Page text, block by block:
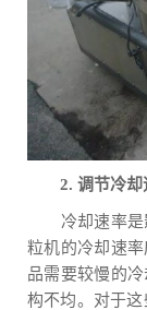
2. 调节冷却
冷却速率是
粒机的冷却速
品需要较慢的
构不均。对于